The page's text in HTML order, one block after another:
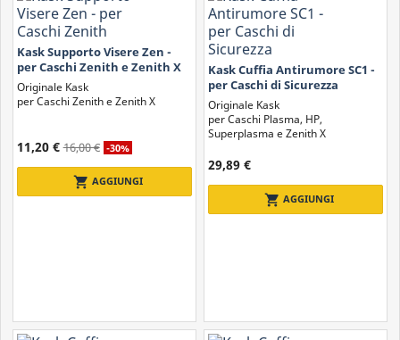
Kask Supporto Visere Zen -
per Caschi Zenith e Zenith X
Originale Kask
per Caschi Zenith e Zenith X
11,20 € 16,00 € -30%
shopping_cart AGGIUNGI
Kask Cuffia Antirumore SC1 -
per Caschi di Sicurezza
Originale Kask
per Caschi Plasma, HP,
Superplasma e Zenith X
29,89 €
shopping_cart AGGIUNGI